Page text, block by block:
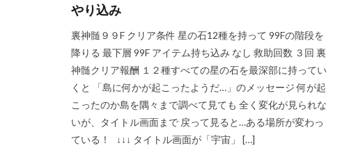
やり込み
裏神髄９９F クリア条件 星の石12種を持って 99Fの階段を
降りる 最下層 99F アイテム持ち込み なし 救助回数 ３回 裏
神髄クリア報酬 １２種すべての星の石を最深部に持ってい
くと 「島に何かが起こったようだ…」のメッセージ 何が起
こったのか島を隅々まで調べて見ても 全く変化が見られな
いが、タイトル画面まで 戻って見ると…ある場所が変わっ
ている！ ↓↓↓ タイトル画面が「宇宙」 […]